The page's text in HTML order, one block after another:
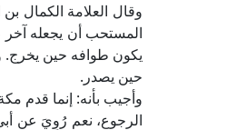
المستحب أن يجعله آخر
يكون طوافه حين يخرج.
حين يصدر.
وأجيب بأنه: إنما قدم
الرجوع، نعم رُوِيَ عن